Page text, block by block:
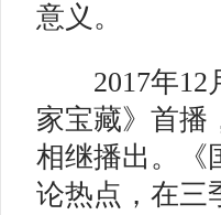
意义。
2017年12
家宝藏》首播
相继播出。《
论热点，在三